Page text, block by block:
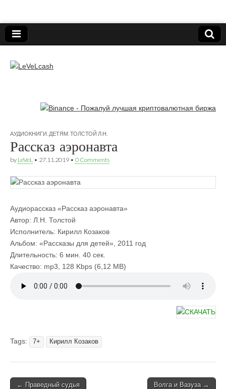
LeVeLcash
АУДИОКНИГИ ДЕТЯМ ТОЛСТОЙ Л.Н.
Рассказ аэронавта
by LeVeL • 27.11.2019 • 0 Comments
Аудиорассказ «Рассказ аэронавта»
Автор: Л.Н. Толстой
Исполнитель: Кирилл Козаков
Альбом: «Рассказы для детей», 2011 год
Длительность: 6 мин. 40 сек.
Качество: mp3, 128 Kbps (6,12 MB)
Tags: 7+ Кирилл Козаков
Post
← Праведный судья Волга и Вазуза →